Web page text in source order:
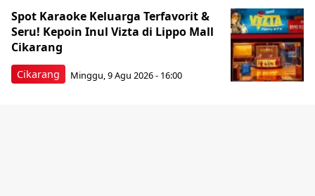
Cikarang
Spot Karaoke Keluarga Terfavorit &
Seru! Kepoin Inul Vizta di Lippo Mall
Cikarang
Minggu, 9 Agu 2026 - 16:00